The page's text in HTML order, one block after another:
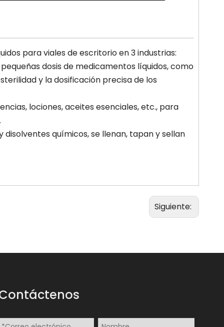
para viales de escritorio en 3 industrias:
dosis de medicamentos líquidos, como
y la dosificación precisa de los
lociones, aceites esenciales, etc., para
químicos, se llenan, tapan y sellan
Siguiente: